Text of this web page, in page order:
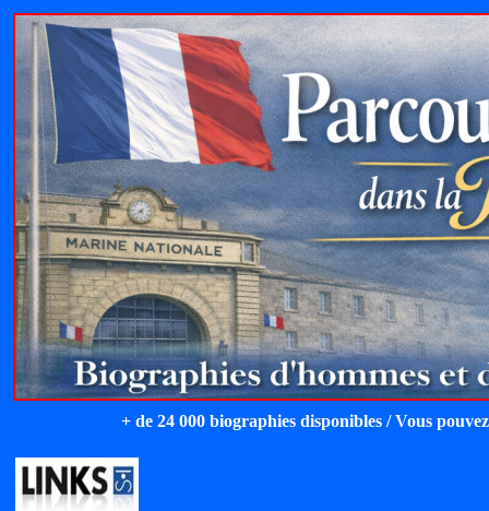
+ de 24 000 biographies disponibles / Vous